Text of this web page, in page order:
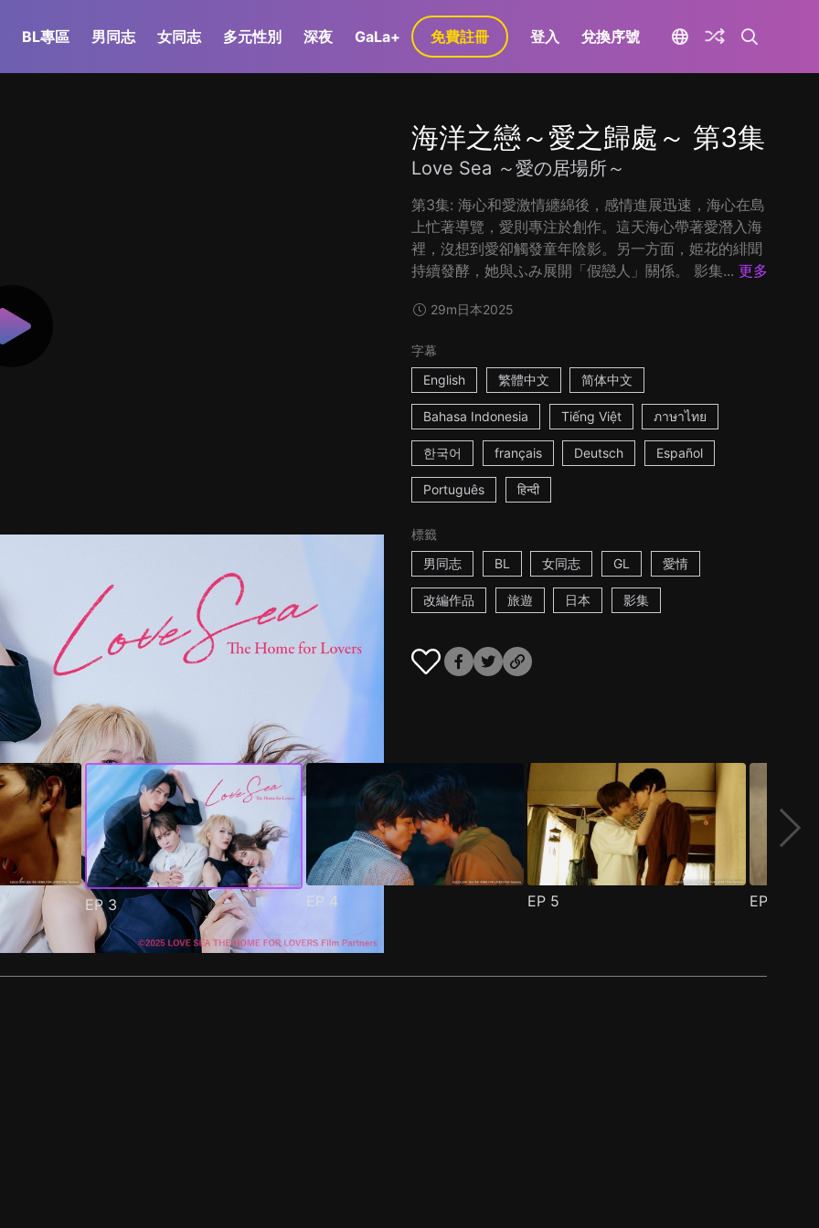
BL專區 男同志 女同志 多元性別 深夜 GaLa+ 免費註冊 登入 兌換序號
海洋之戀～愛之歸處～ 第3集
Love Sea ～愛の居場所～
第3集: 海心和愛激情纏綿後，感情進展迅速，海心在島
上忙著導覽，愛則專注於創作。這天海心帶著愛潛入海
裡，沒想到愛卻觸發童年陰影。另一方面，姫花的緋聞
持續發酵，她與ふみ展開「假戀人」關係。 影集... 更多
29m日本2025
字幕
English
繁體中文 简体中文
Bahasa Indonesia Tiếng Việt ภาษาไทย
한국어 français Deutsch Español
Português हिन्दी
標籤
男同志
BL 女同志 GL 愛情
改編作品 旅遊 日本 影集
EP3 EP 4 EP 5 EP